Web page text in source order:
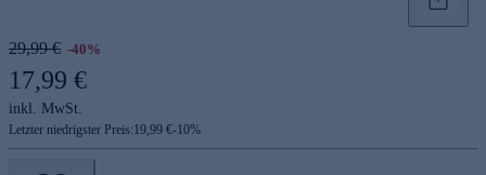
29,99 € -40%
17,99 €
inkl. MwSt.
Letzter niedrigster Preis:19,99 €-10%